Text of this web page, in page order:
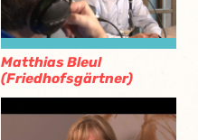
Matthias Bleul
(Friedhofsgärtner)